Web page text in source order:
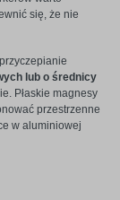
się, że nie
lub o średnicy
Płaskie magnesy
przestrzenne
w aluminiowej